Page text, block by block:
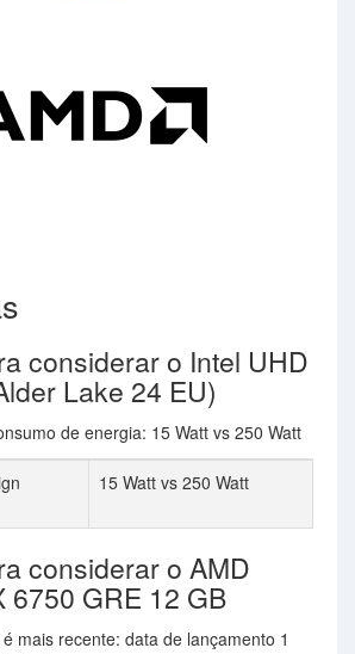
considerar o Intel UHD
Lake 24 EU)
de energia: 15 Watt vs 250 Watt
15 Watt vs 250 Watt
considerar o AMD
6750 GRE 12 GB
mais recente: data de lançamento 1